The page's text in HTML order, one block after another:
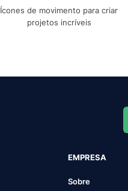
Ícones de movimento para criar
projetos incríveis
EMPRESA
Sobre